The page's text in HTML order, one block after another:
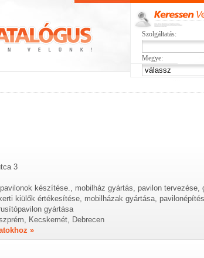
Szolgáltatás:
Megye:
3
készítése., mobilház gyártás, pavilon tervezése,
kiülők értékesítése, mobilházak gyártása,
gyártása
Kecskemét, Debrecen
»